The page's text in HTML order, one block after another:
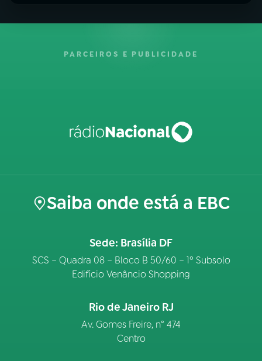
PARCEIROS E PUBLICIDADE
Saiba onde está a EBC
Sede: Brasília DF
SCS – Quadra 08 – Bloco B 50/60 – 1º Subsolo
Edifício Venâncio Shopping
Rio de Janeiro RJ
Av. Gomes Freire, n° 474
Centro